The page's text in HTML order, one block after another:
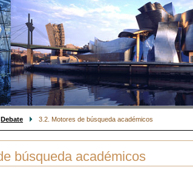
Debate 3.2. Motores de búsqueda académicos
búsqueda académicos